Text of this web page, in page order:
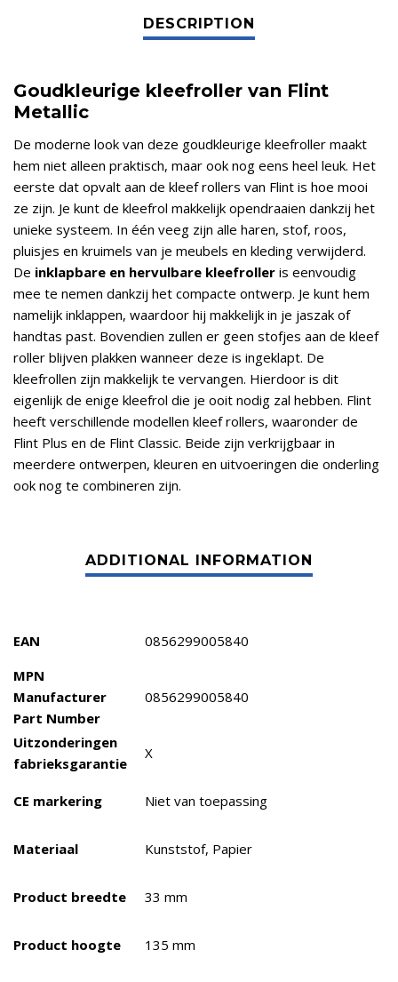
Goudkleurige kleefroller van Flint
Metallic
De moderne look van deze goudkleurige kleefroller maakt
hem niet alleen praktisch, maar ook nog eens heel leuk. Het
eerste dat opvalt aan de kleef rollers van Flint is hoe mooi
ze zijn. Je kunt de kleefrol makkelijk opendraaien dankzij het
unieke systeem. In één veeg zijn alle haren, stof, roos,
pluisjes en kruimels van je meubels en kleding verwijderd.
De inklapbare en hervulbare kleefroller is eenvoudig
mee te nemen dankzij het compacte ontwerp. Je kunt hem
namelijk inklappen, waardoor hij makkelijk in je jaszak of
handtas past. Bovendien zullen er geen stofjes aan de kleef
roller blijven plakken wanneer deze is ingeklapt. De
kleefrollen zijn makkelijk te vervangen. Hierdoor is dit
eigenlijk de enige kleefrol die je ooit nodig zal hebben. Flint
heeft verschillende modellen kleef rollers, waaronder de
Flint Plus en de Flint Classic. Beide zijn verkrijgbaar in
meerdere ontwerpen, kleuren en uitvoeringen die onderling
ook nog te combineren zijn.
EAN
0856299005840
MPN
Manufacturer
Part Number
0856299005840
Uitzonderingen
fabrieksgarantie
X
CE markering Niet van toepassing
Materiaal Kunststof, Papier
Product breedte 33 mm
Product hoogte 135 mm